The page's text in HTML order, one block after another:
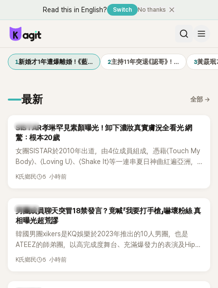
Read this in English? Switch No thanks
1新婚才1年遭爆離婚！《藍… 2主持11年突退《認哥》！… 3黃晸
最新 全部 →
K-POP
SISTAR孝琳罕見素顏曝光！卸下濃妝真實膚況全看光 網
驚：根本20歲
女團SISTAR於2010年出道，由4位成員組成，憑藉〈Touch My
Body〉、〈Loving U〉、〈Shake It〉等一連串夏日神曲紅遍亞洲，
獲封「夏日女王」。不過，團體在出道滿7年後宣布解散，成員各
不僅展現兩人多年不變的好交情，她幾乎素顏入鏡的真實模
樣，也意外掀起網友熱議。
K氏鄉民 5 小時前
K-POP
男團成員聊天突冒18禁發言？竟喊「我要打手槍」嚇壞粉絲 真
相曝光超荒謬
韓國男團xikers是KQ娛樂於2023年推出的10人男團，也是
ATEEZ的師弟團，以高完成度舞台、充滿爆發力的表演及Hip-
Hop風格聞名，出道後迅速累積大批海內外粉絲，近年也陸續
K氏鄉民 5 小時前